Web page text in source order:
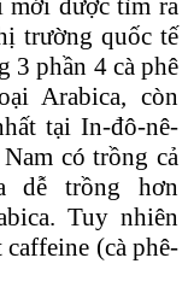
mới được tìm ra
trường quốc tế
3 phần 4 cà phê
Arabica, còn
tại In-đô-nê-
có trồng cả
dễ trồng hơn
Tuy nhiên
(cà phê-